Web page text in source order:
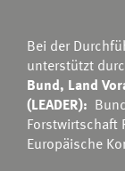
Bei der
unterstützt
Bund, Land
(LEADER):
Forstwirtschaft
Europäische